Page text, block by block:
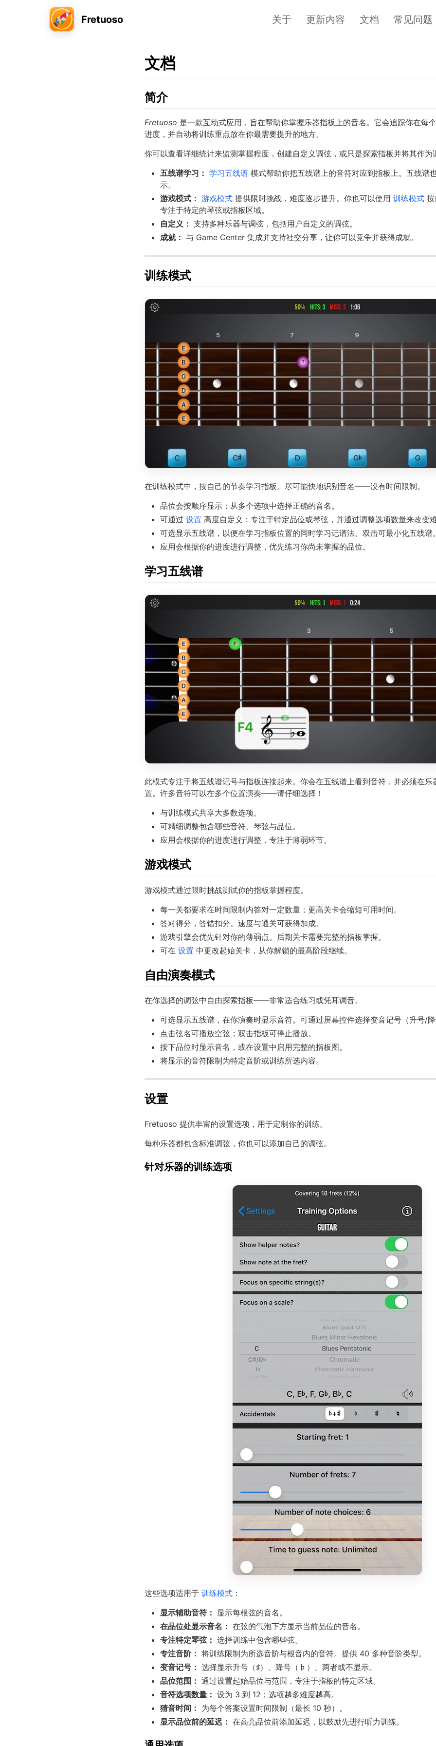
Fretuoso 关于 更新内容 文档 常见问题
文档
简介
Fretuoso 是一款互动式应用，旨在帮助你掌握乐器指板上的音名。它会追踪你在每
进度，并自动将训练重点放在你最需要提升的地方。
你可以查看详细统计来监测掌握程度，创建自定义调弦，或只是探索指板并将其作为
五线谱学习： 学习五线谱 模式帮助你把五线谱上的音符对应到指板上。五线谱
示。
游戏模式： 游戏模式 提供限时挑战，难度逐步提升。你也可以使用 训练模式
专注于特定的琴弦或指板区域。
自定义： 支持多种乐器与调弦，包括用户自定义的调弦。
成就： 与 Game Center 集成并支持社交分享，让你可以竞争并获得成就。
训练模式
在训练模式中，按自己的节奏学习指板。尽可能快地识别音名——没有时间限制。
品位会按顺序显示；从多个选项中选择正确的音名。
可通过 设置 高度自定义：专注于特定品位或琴弦，并通过调整选项数量来改变
可选显示五线谱，以便在学习指板位置的同时学习记谱法。双击可最小化五线谱
应用会根据你的进度进行调整，优先练习你尚未掌握的品位。
学习五线谱
此模式专注于将五线谱记号与指板连接起来。你会在五线谱上看到音符，并必须在乐
置。许多音符可以在多个位置演奏——请仔细选择！
与训练模式共享大多数选项。
可精细调整包含哪些音符、琴弦与品位。
应用会根据你的进度进行调整，专注于薄弱环节。
游戏模式
游戏模式通过限时挑战测试你的指板掌握程度。
每一关都要求在时间限制内答对一定数量；更高关卡会缩短可用时间。
答对得分，答错扣分。速度与通关可获得加成。
游戏引擎会优先针对你的薄弱点。后期关卡需要完整的指板掌握。
可在 设置 中更改起始关卡，从你解锁的最高阶段继续。
自由演奏模式
在你选择的调弦中自由探索指板——非常适合练习或凭耳调音。
可选显示五线谱，在你演奏时显示音符。可通过屏幕控件选择变音记号（升号/
点击弦名可播放空弦；双击指板可停止播放。
按下品位时显示音名，或在设置中启用完整的指板图。
将显示的音符限制为特定音阶或训练所选内容。
设置
Fretuoso 提供丰富的设置选项，用于定制你的训练。
每种乐器都包含标准调弦，你也可以添加自己的调弦。
针对乐器的训练选项
这些选项适用于 训练模式 ：
显示辅助音符：
显示每根弦的音名。
在品位处显示音名： 在弦的气泡下方显示当前品位的音名。
专注特定琴弦： 选择训练中包含哪些弦。
专注音阶： 将训练限制为所选音阶与根音内的音符。提供 40 多种音阶类型。
变音记号： 选择显示升号（♯）、降号（♭）、两者或不显示。
品位范围： 通过设置起始品位与范围，专注于指板的特定区域。
音符选项数量： 设为 3 到 12；选项越多难度越高。
猜音时间： 为每个答案设置时间限制（最长 10 秒）。
显示品位前的延迟： 在高亮品位前添加延迟，以鼓励先进行听力训练。